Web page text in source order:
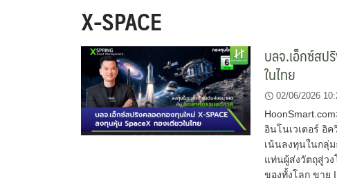
X-SPACE
บลจ.เอ็กซ์สป
ในไทย
02/06/2026
อินโนเวเตอร์ อิค
เน้นลงทุนในกลุ่
แท่นผู้ส่งวัตถุสู่วง
ของทั้งโลก ขาย